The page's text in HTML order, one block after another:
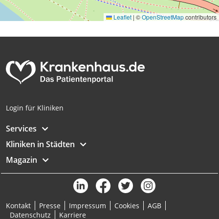
Leaflet | ©OpenStreetMapcontributors
Login für Kliniken
Services
Kliniken in Städten
Magazin
Kontakt Presse Impressum Cookies
AGB
Datenschutz
Karriere
Messung der Performance von Inhalten
Entwicklung und Verbesserung der
Angebote
Verwendung genauer Standortdaten
Geräte anhand von aktiv angeforderten
Informationen identifizieren
Nicht-IAB-Verarbeitungszwecke:
Performance